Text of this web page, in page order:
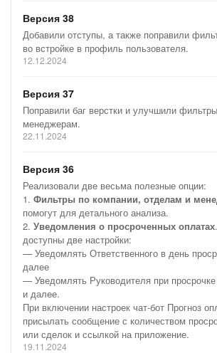
— 03.02.2026: запросы с большим
теперь разбиваются на части
— 25.03.2025: фильтрпо воронкам сделок
— 13.12.2024: боковые отступы и
— 20.11.2024: уведомления о
— 12.10.2023: режим по сделкам
— 10.05.2023: добавиливстройки
Версия 38
Добавили отступы, а также поправили
во встройке в профиль пользователя.
12.12.2024
Версия 37
Поправили баг верстки и улучшили
менеджерам.
22.11.2024
Версия 36
Реализовали две весьма полезные опции:
1. Фильтры по компании, отделам и
помогут для детального анализа.
2. Уведомления о просроченных оплатах
доступны две настройки:
— Уведомлять Ответственного в день
далее
— Уведомлять Руководителя при
и далее.
При включении настроек чат-бот Прогноз
присылать сообщение с количеством
или сделок и ссылкой на приложение.
19.11.2024